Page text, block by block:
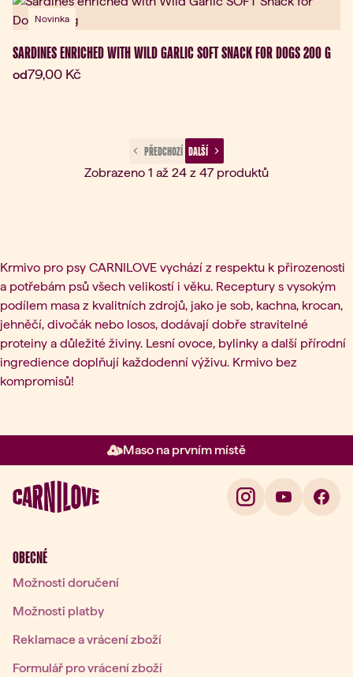
Novinka
SARDINES ENRICHED WITH WILD GARLIC SOFT SNACK FOR DOGS 200 G
odAktuální cena:
79,00 Kč
PŘEDCHOZÍ DALŠÍ
Zobrazeno 1 až 24 z 47 produktů
Krmivo pro psy CARNILOVE vychází z respektu k přirozenosti
a potřebám psů všech velikostí i věku. Receptury s vysokým
podílem masa z kvalitních zdrojů, jako je sob, kachna, krocan,
jehněčí, divočák nebo losos, dodávají dobře stravitelné
proteiny a důležité živiny. Lesní ovoce, bylinky a další přírodní
ingredience doplňují každodenní výživu. Krmivo bez
kompromisů!
Maso na prvním místě
Položka 2 z 3: Maso na prvním
OBECNÉ
Možnosti doručení
Možnosti platby
Reklamace a vrácení zboží
Formulář pro vrácení zboží